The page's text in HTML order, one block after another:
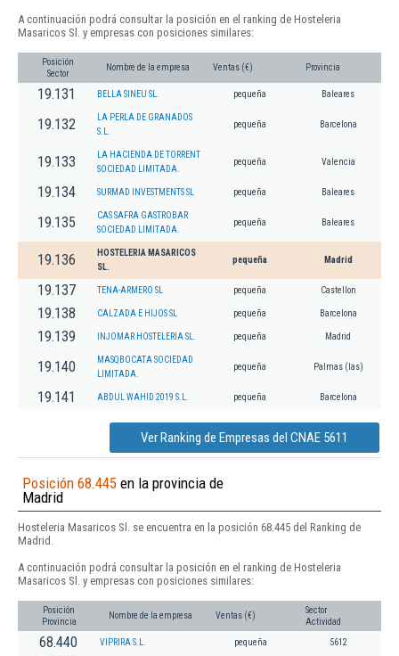
A continuación podrá consultar la posición en el ranking de Hosteleria
Masaricos Sl. y empresas con posiciones similares:
Posición
Sector
Nombre de la empresa Ventas (€) Provincia
19.131 BELLA SINEU SL. pequeña Baleares
19.132
LA PERLA DE GRANADOS
S.L.
pequeña Barcelona
19.133
LA HACIENDA DE TORRENT
SOCIEDAD LIMITADA.
pequeña Valencia
19.134 SURMAD INVESTMENTS SL pequeña Baleares
19.135
CAS SAFRA GASTROBAR
SOCIEDAD LIMITADA.
pequeña Baleares
19.136
HOSTELERIA MASARICOS
SL.
pequeña Madrid
19.137 TENA-ARMERO SL pequeña Castellon
19.138 CALZADA E HIJOS SL pequeña Barcelona
19.139 INJOMAR HOSTELERIA SL. pequeña Madrid
19.140
MASQBOCATA SOCIEDAD
LIMITADA.
pequeña Palmas (las)
19.141 ABDUL WAHID 2019 S.L. pequeña Barcelona
Ver Ranking de Empresas del CNAE 5611
Posición 68.445 en la provincia de
Madrid
Hosteleria Masaricos Sl. se encuentra en la posición 68.445 del Ranking de
Madrid.
A continuación podrá consultar la posición en el ranking de Hosteleria
Masaricos Sl. y empresas con posiciones similares:
Posición
Provincia
Nombre de la empresa Ventas (€)
Sector
Actividad
68.440 VIPRIRA S.L. pequeña 5612